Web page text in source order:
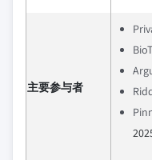
主要参与者